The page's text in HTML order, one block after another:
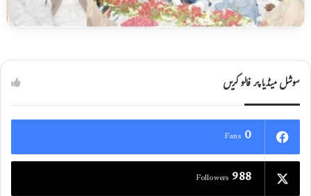
سوشل میڈیا پر فالو کریں
0
Fans
988
Followers